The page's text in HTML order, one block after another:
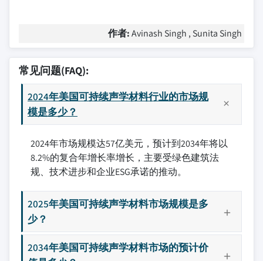
作者:Avinash Singh , Sunita Singh
常见问题(FAQ):
2024年美国可持续声学材料行业的市场规
模是多少？
2024年市场规模达57亿美元，预计到2034年将以
8.2%的复合年增长率增长，主要受绿色建筑法
规、技术进步和企业ESG承诺的推动。
2025年美国可持续声学材料市场规模是多
少？
2034年美国可持续声学材料市场的预计价